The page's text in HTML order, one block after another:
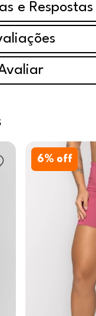
e Respostas
6% off